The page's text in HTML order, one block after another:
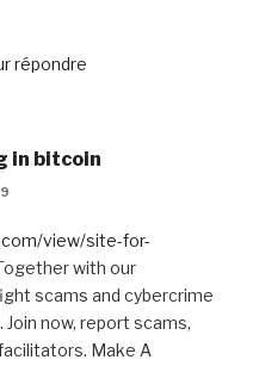
répondre
in bitcoin
view/site-for-
with our
scams and cybercrime
now, report scams,
Make A